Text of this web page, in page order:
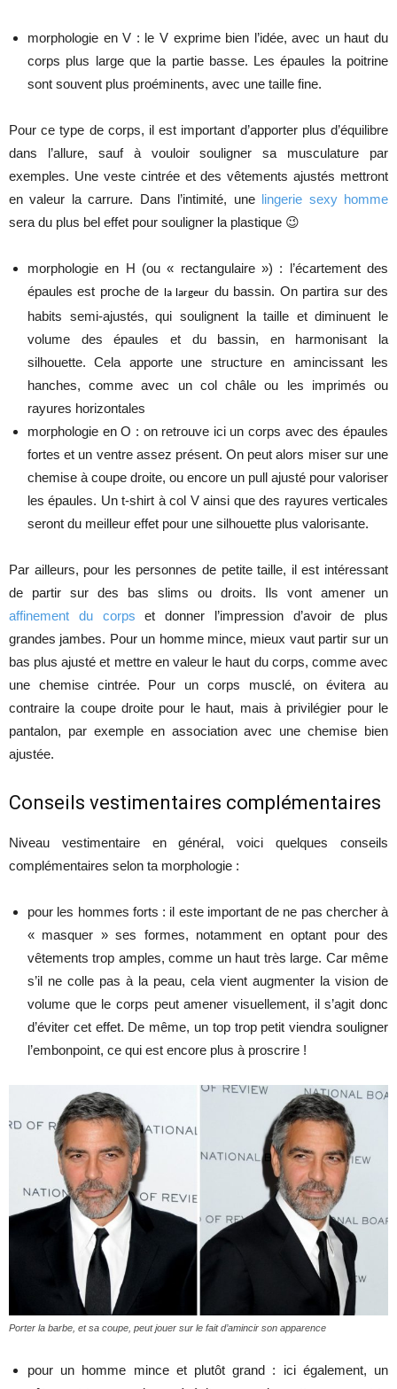
morphologie en V : le V exprime bien l’idée, avec un haut du
corps plus large que la partie basse. Les épaules la poitrine
sont souvent plus proéminents, avec une taille fine.
Pour ce type de corps, il est important d’apporter plus d’équilibre
dans l’allure, sauf à vouloir souligner sa musculature par
exemples. Une veste cintrée et des vêtements ajustés mettront
en valeur la carrure. Dans l’intimité, une lingerie sexy homme
sera du plus bel effet pour souligner la plastique 😉
morphologie en H (ou « rectangulaire ») : l’écartement des
épaules est proche de
la largeur du bassin. On partira sur des
habits semi-ajustés, qui soulignent la taille et diminuent le
volume des épaules et du bassin, en harmonisant la
silhouette. Cela apporte une structure en amincissant les
hanches, comme avec un col châle ou les imprimés ou
rayures horizontales
morphologie en O : on retrouve ici un corps avec des épaules
fortes et un ventre assez présent. On peut alors miser sur une
chemise à coupe droite, ou encore un pull ajusté pour valoriser
les épaules. Un t-shirt à col V ainsi que des rayures verticales
seront du meilleur effet pour une silhouette plus valorisante.
Par ailleurs, pour les personnes de petite taille, il est intéressant
de partir sur des bas slims ou droits. Ils vont amener un
affinement du corpset donner l’impression d’avoir de plus
grandes jambes. Pour un homme mince, mieux vaut partir sur un
bas plus ajusté et mettre en valeur le haut du corps, comme avec
une chemise cintrée. Pour un corps musclé, on évitera au
contraire la coupe droite pour le haut, mais à privilégier pour le
pantalon, par exemple en association avec une chemise bien
ajustée.
Conseils vestimentaires complémentaires
Niveau vestimentaire en général, voici quelques conseils
complémentaires selon ta morphologie :
pour les hommes forts : il este important de ne pas chercher à
« masquer » ses formes, notamment en optant pour des
vêtements trop amples, comme un haut très large. Car même
s’il ne colle pas à la peau, cela vient augmenter la vision de
volume que le corps peut amener visuellement, il s’agit donc
d’éviter cet effet. De même, un top trop petit viendra souligner
l’embonpoint, ce qui est encore plus à proscrire !
Porter la barbe, et sa coupe, peut jouer sur le fait d’amincir son apparence
pour un homme mince et plutôt grand : ici également, un